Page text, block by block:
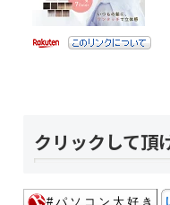
クリックして頂